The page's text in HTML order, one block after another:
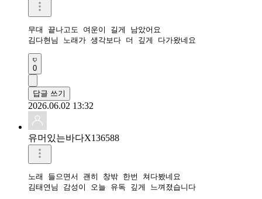
무대 끝나고도 여운이 길게 남았어요
김다현님 노래가 생각보다 더 깊게 다가왔네요
0
답글 쓰기
2026.06.02 13:32
유머있는바다X136588
노래 들으면서 괜히 창밖 한번 쳐다봤네요
김태연님 감성이 오늘 유독 깊게 느껴졌습니다